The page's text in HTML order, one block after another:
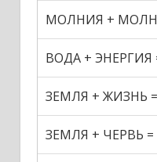
МОЛНИЯ +
ВОДА + ЭНЕРГИЯ
ЗЕМЛЯ + ЖИЗНЬ
ЗЕМЛЯ + ЧЕРВЬ